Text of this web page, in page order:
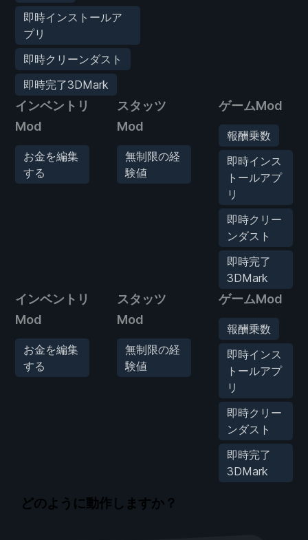
即時インストールア
プリ
即時クリーンダスト
即時完了3DMark
インベントリ
Mod
お金を編集
する
スタッツ
Mod
無制限の経
験値
ゲームMod
報酬乗数
即時インス
トールアプ
リ
即時クリー
ンダスト
即時完了
3DMark
インベントリ
Mod
お金を編集
する
スタッツ
Mod
無制限の経
験値
ゲームMod
報酬乗数
即時インス
トールアプ
リ
即時クリー
ンダスト
即時完了
3DMark
どのように動作しますか？